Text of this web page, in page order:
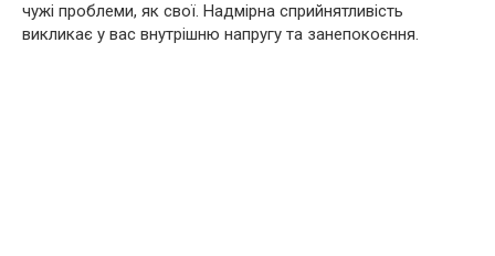
чужі проблеми, як свої. Надмірна сприйнятливість
викликає у вас внутрішню напругу та занепокоєння.